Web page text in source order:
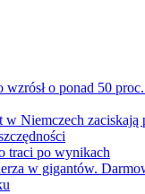
wzrósł o ponad 50
w Niemczech zaciskają
traci po wynikach
w gigantów.